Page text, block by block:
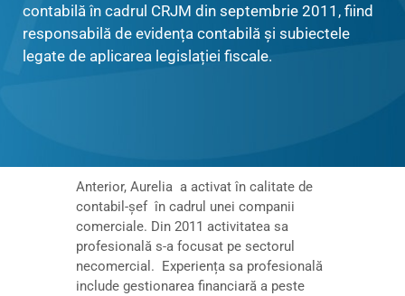
contabilă în cadrul CRJM din septembrie 2011, fiind
responsabilă de evidența contabilă și subiectele
legate de aplicarea legislației fiscale.
Anterior, Aurelia a activat în calitate de
contabil-șef în cadrul unei companii
comerciale. Din 2011 activitatea sa
profesională s-a focusat pe sectorul
necomercial. Experiența sa profesională
include gestionarea financiară a peste